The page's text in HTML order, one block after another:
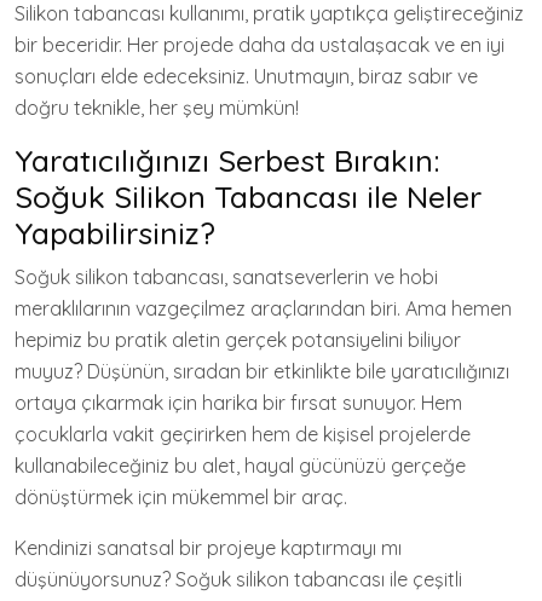
Silikon tabancası kullanımı, pratik yaptıkça geliştireceğiniz
bir beceridir. Her projede daha da ustalaşacak ve en iyi
sonuçları elde edeceksiniz. Unutmayın, biraz sabır ve
doğru teknikle, her şey mümkün!
Yaratıcılığınızı Serbest Bırakın:
Soğuk Silikon Tabancası ile Neler
Yapabilirsiniz?
Soğuk silikon tabancası, sanatseverlerin ve hobi
meraklılarının vazgeçilmez araçlarından biri. Ama hemen
hepimiz bu pratik aletin gerçek potansiyelini biliyor
muyuz? Düşünün, sıradan bir etkinlikte bile yaratıcılığınızı
ortaya çıkarmak için harika bir fırsat sunuyor. Hem
çocuklarla vakit geçirirken hem de kişisel projelerde
kullanabileceğiniz bu alet, hayal gücünüzü gerçeğe
dönüştürmek için mükemmel bir araç.
Kendinizi sanatsal bir projeye kaptırmayı mı
düşünüyorsunuz? Soğuk silikon tabancası ile çeşitli